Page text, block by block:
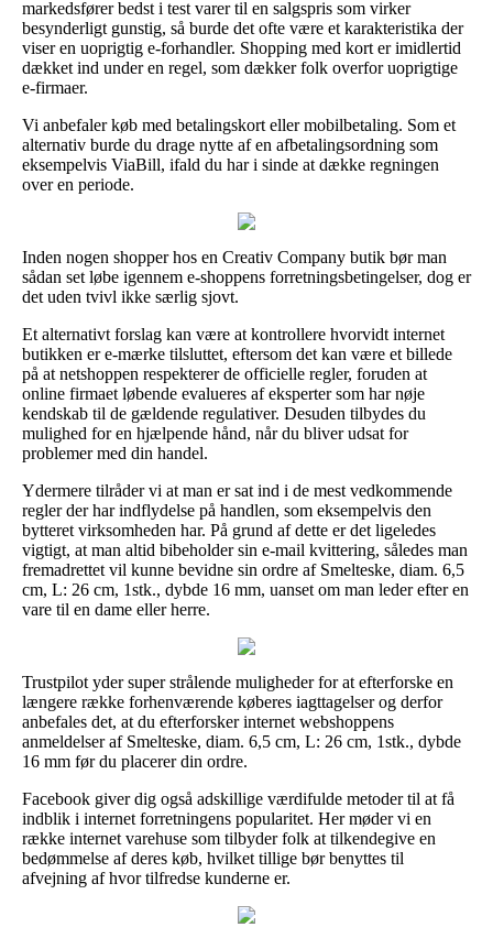
markedsfører bedst i test varer til en salgspris som virker
besynderligt gunstig, så burde det ofte være et karakteristika der
viser en uoprigtig e-forhandler. Shopping med kort er imidlertid
dækket ind under en regel, som dækker folk overfor uoprigtige
e-firmaer.
Vi anbefaler køb med betalingskort eller mobilbetaling. Som et
alternativ burde du drage nytte af en afbetalingsordning som
eksempelvis ViaBill, ifald du har i sinde at dække regningen
over en periode.
Inden nogen shopper hos en Creativ Company butik bør man
sådan set løbe igennem e-shoppens forretningsbetingelser, dog er
det uden tvivl ikke særlig sjovt.
Et alternativt forslag kan være at kontrollere hvorvidt internet
butikken er e-mærke tilsluttet, eftersom det kan være et billede
på at netshoppen respekterer de officielle regler, foruden at
online firmaet løbende evalueres af eksperter som har nøje
kendskab til de gældende regulativer. Desuden tilbydes du
mulighed for en hjælpende hånd, når du bliver udsat for
problemer med din handel.
Ydermere tilråder vi at man er sat ind i de mest vedkommende
regler der har indflydelse på handlen, som eksempelvis den
bytteret virksomheden har. På grund af dette er det ligeledes
vigtigt, at man altid bibeholder sin e-mail kvittering, således man
fremadrettet vil kunne bevidne sin ordre af Smelteske, diam. 6,5
cm, L: 26 cm, 1stk., dybde 16 mm, uanset om man leder efter en
vare til en dame eller herre.
Trustpilot yder super strålende muligheder for at efterforske en
længere række forhenværende køberes iagttagelser og derfor
anbefales det, at du efterforsker internet webshoppens
anmeldelser af Smelteske, diam. 6,5 cm, L: 26 cm, 1stk., dybde
16 mm før du placerer din ordre.
Facebook giver dig også adskillige værdifulde metoder til at få
indblik i internet forretningens popularitet. Her møder vi en
række internet varehuse som tilbyder folk at tilkendegive en
bedømmelse af deres køb, hvilket tillige bør benyttes til
afvejning af hvor tilfredse kunderne er.